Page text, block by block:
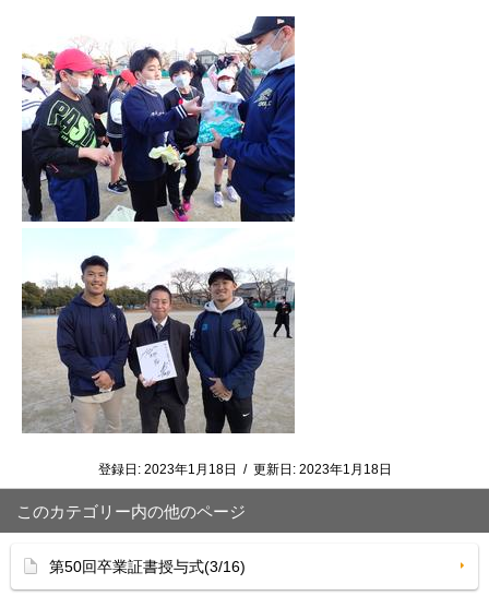
登録日: 2023年1月18日 / 更新日: 2023年1月18日
このカテゴリー内の他のページ
第50回卒業証書授与式(3/16)